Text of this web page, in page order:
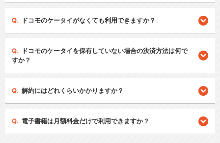
ドコモのケータイがなくても利用できますか？
ドコモのケータイを保有していない場合の決済方法は何で
すか？
解約にはどれくらいかかりますか？
電子書籍は月額料金だけで利用できますか？